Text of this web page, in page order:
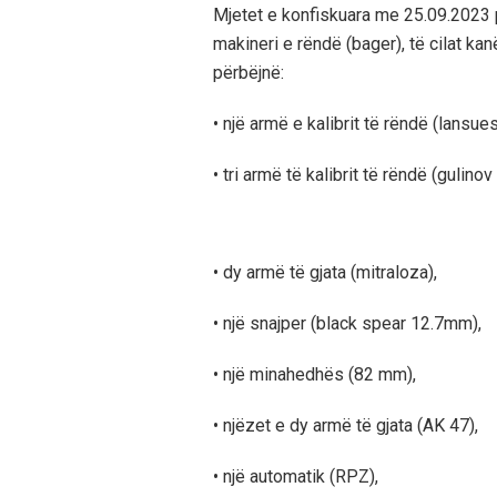
Mjetet e konfiskuara me
makineri e rëndë (bager), të cilat
përbëjnë:
• një armë e kalibrit të rëndë
• tri armë të kalibrit të rëndë
• dy armë të gjata (mitraloza),
• një snajper (black spear 12.7mm),
• një minahedhës (82 mm),
• njëzet e dy armë të gjata (AK 47),
• një automatik (RPZ),